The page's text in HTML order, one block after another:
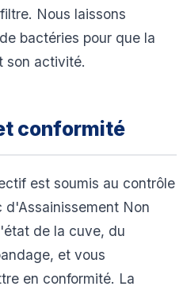
Nous laissons
bactéries pour que la
son activité.
conformité
est soumis au contrôle
d'Assainissement Non
de la cuve, du
et vous
en conformité. La